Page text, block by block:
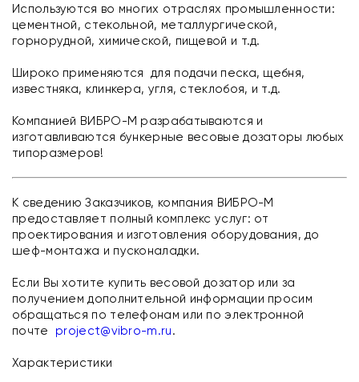
Используются во многих отраслях промышленности:
цементной, стекольной, металлургической,
горнорудной, химической, пищевой и т.д.
Широко применяются для подачи песка, щебня,
известняка, клинкера, угля, стеклобоя, и т.д.
Компанией ВИБРО-М разрабатываются и
изготавливаются бункерные весовые дозаторы любых
типоразмеров!
К сведению Заказчиков, компания ВИБРО-М
предоставляет полный комплекс услуг: от
проектирования и изготовления оборудования, до
шеф-монтажа и пусконаладки.
Если Вы хотите купить весовой дозатор или за
получением дополнительной информации просим
обращаться по телефонам или по электронной
почте
project@vibro-m.ru.
Характеристики